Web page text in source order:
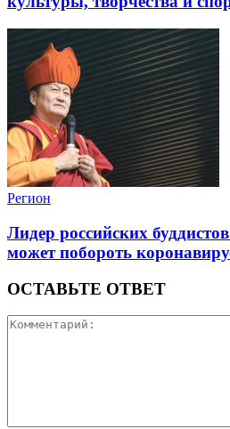
Регион
Лидер российских
может побороть
ОСТАВЬТЕ ОТВЕТ